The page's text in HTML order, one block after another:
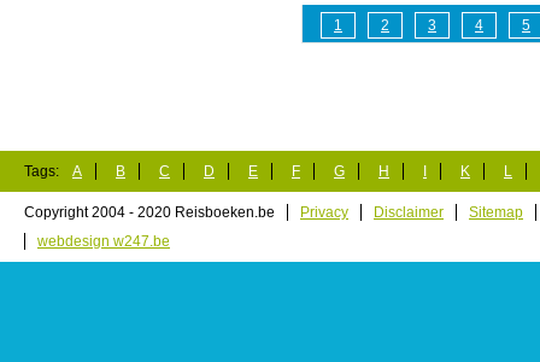
1 2 3 4 5
Tags: A B C D E F G H K L
Copyright 2004 - 2020 Reisboeken.be Privacy Disclaimer
Sitemap
webdesign w247.be